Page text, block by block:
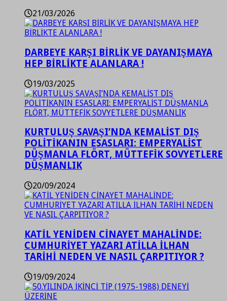
21/03/2026
DARBEYE KARŞI BİRLİK VE DAYANIŞMAYA
HEP BİRLİKTE ALANLARA !
19/03/2025
KURTULUŞ SAVAŞI’NDA KEMALİST DIŞ
POLİTİKANIN ESASLARI: EMPERYALİST
DÜŞMANLA FLÖRT, MÜTTEFİK SOVYETLERE
DÜŞMANLIK
20/09/2024
KATİL YENİDEN CİNAYET MAHALİNDE:
CUMHURİYET YAZARI ATİLLA İLHAN
TARİHİ NEDEN VE NASIL ÇARPITIYOR ?
19/09/2024